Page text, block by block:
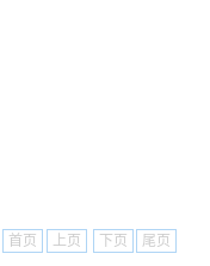
首页 上页 下页 尾页